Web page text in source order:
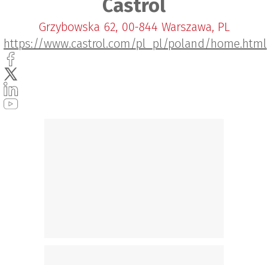
Castrol
Grzybowska 62, 00-844 Warszawa, PL
https://www.castrol.com/pl_pl/poland/home.html